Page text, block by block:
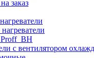
заказ
с вентилятором